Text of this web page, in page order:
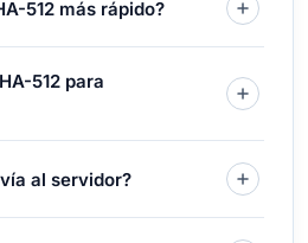
512 más rápido?
512 para
al servidor?